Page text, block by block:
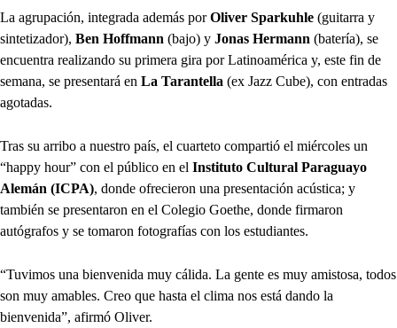
La agrupación, integrada además porOliver Sparkuhle (guitarra y
sintetizador), Ben Hoffmann (bajo) y Jonas Hermann (batería), se
encuentra realizando su primera gira por Latinoamérica y, este fin de
semana, se presentará en La Tarantella (ex Jazz Cube), con entradas
agotadas.
Tras su arribo a nuestro país, el cuarteto compartió el miércoles un
“happy hour” con el público en el Instituto Cultural Paraguayo
Alemán (ICPA), donde ofrecieron una presentación acústica; y
también se presentaron en el Colegio Goethe, donde firmaron
autógrafos y se tomaron fotografías con los estudiantes.
“Tuvimos una bienvenida muy cálida. La gente es muy amistosa, todos
son muy amables. Creo que hasta el clima nos está dando la
bienvenida”, afirmó Oliver.